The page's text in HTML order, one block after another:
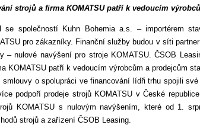
strojů a firma KOMATSU patří k vedoucím
se společností Kuhn Bohemia a.s. – importérem
pro zákazníky. Finanční služby budou v síti
– nulové navýšení pro stroje KOMATSU. ČSOB
KOMATSU patří k vedoucím výrobcům a prodejcům
smlouvy o spolupráci ve financování lídři trhu spojili
podpoří prodeje strojů KOMATSU v České
KOMATSU s nulovým navýšením, které od 1.
strojů a zařízení ČSOB Leasing.